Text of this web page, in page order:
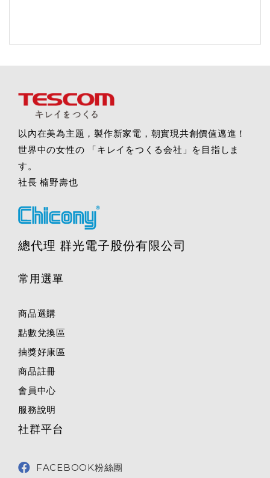
以內在美為主題，製作新家電，朝實現共創價值邁進！
世界中の女性の 「キレイをつくる会社」を目指しま
す。
社長 楠野壽也
總代理 群光電子股份有限公司
常用選單
商品選購
點數兌換區
抽獎好康區
商品註冊
會員中心
服務說明
社群平台
FACEBOOK粉絲團